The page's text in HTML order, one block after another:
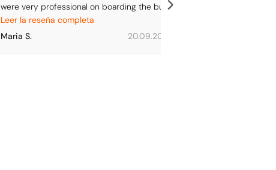
were very professional on boarding the bus.
The only downside was there was no wi-fi as
mentioned all over the bus.
Leer la reseña completa
Maria S.
20.09.2025